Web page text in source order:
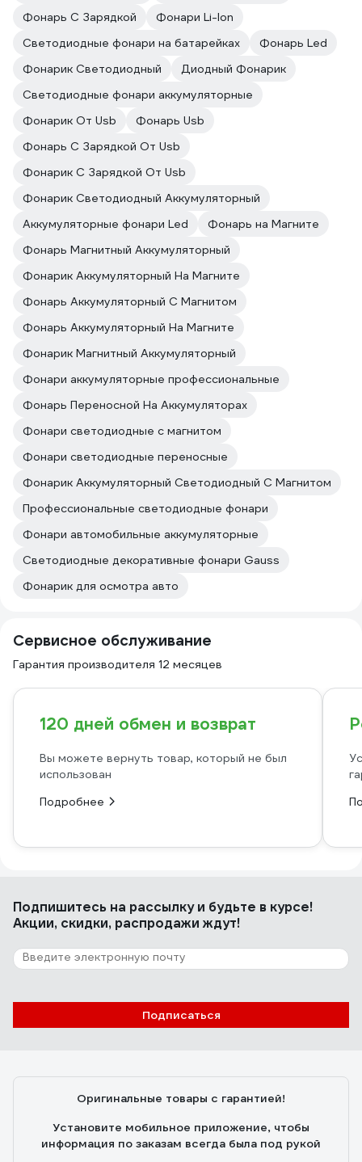
Фонарь С Зарядкой
Фонари Li-Ion
Светодиодные фонари на батарейках
Фонарь Led
Фонарик Светодиодный
Диодный Фонарик
Светодиодные фонари аккумуляторные
Фонарик От Usb
Фонарь Usb
Фонарь С Зарядкой От Usb
Фонарик С Зарядкой От Usb
Фонарик Светодиодный Аккумуляторный
Аккумуляторные фонари Led
Фонарь на Магните
Фонарь Магнитный Аккумуляторный
Фонарик Аккумуляторный На Магните
Фонарь Аккумуляторный С Магнитом
Фонарь Аккумуляторный На Магните
Фонарик Магнитный Аккумуляторный
Фонари аккумуляторные профессиональные
Фонарь Переносной На Аккумуляторах
Фонари светодиодные с магнитом
Фонари светодиодные переносные
Фонарик Аккумуляторный Светодиодный С Магнитом
Профессиональные светодиодные фонари
Фонари автомобильные аккумуляторные
Светодиодные декоративные фонари Gauss
Фонарик для осмотра авто
Сервисное обслуживание
Гарантия производителя 12 месяцев
120 дней обмен и возврат
Вы можете вернуть товар, который не был
использован
Подробнее
Подпишитесь на рассылкуи будьте в курсе!
Акции, скидки, распродажи ждут!
Подписаться
Оригинальные товары с гарантией!
Установите мобильное приложение, чтобы
информация по заказам всегда была под рукой